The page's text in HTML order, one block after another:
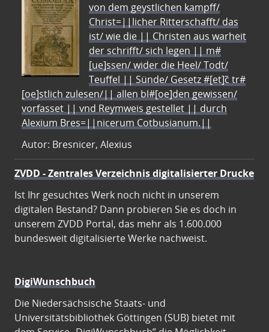
von dem geystlichen kampff/
Christ=||licher Ritterschafft/ das
ist/ wie die || Christen aus warheit
der schrifft/ sich legen || m#
[ue]ssen/ wider die Heel/ Todt/
Teuffel || Sünde/ Gesetz #[et]c̃ tr#
[oe]stlich zulesen/|| allen bl#[oe]den gewissen/
vorfasset || vnd Reymweis gestellet || durch
Alexium Bres=||nicerum Cotbusianum.||
Autor: Bresnicer, Alexius
ZVDD - Zentrales Verzeichnis digitalisierter Drucke
Ist Ihr gesuchtes Werk noch nicht in unserem
digitalen Bestand? Dann probieren Sie es doch in
unserem ZVDD Portal, das mehr als 1.600.000
bundesweit digitalisierte Werke nachweist.
DigiWunschbuch
Die Niedersächsische Staats- und
Universitätsbibliothek Göttingen (SUB) bietet mit